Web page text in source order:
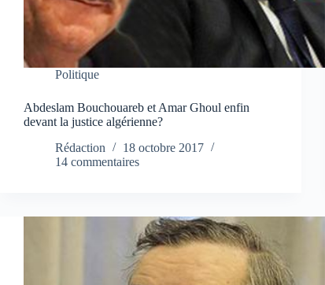
Politique
Abdeslam Bouchouareb et Amar Ghoul enfin
devant la justice algérienne?
Rédaction
18 octobre 2017
14 commentaires